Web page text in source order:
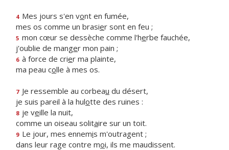
4 Mes jours s'en vont en fumée,
mes os comme un brasier sont en feu ;
5 mon cœur se dessèche comme l'herbe fauchée,
j'oublie de manger mon pain ;
6 à force de crier ma plainte,
ma peau colle à mes os.
7 Je ressemble au corbeau du désert,
je suis pareil à la hulotte des ruines :
8 je veille la nuit,
comme un oiseau solitaire sur un toit.
9 Le jour, mes ennemis m'outragent ;
dans leur rage contre moi, ils me maudissent.